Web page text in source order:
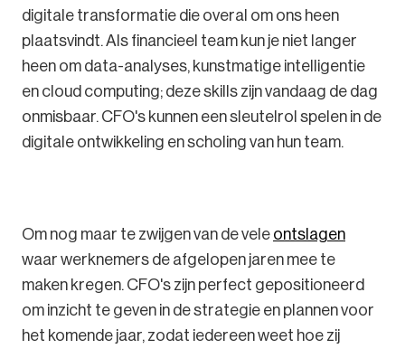
digitale transformatie die overal om ons heen
plaatsvindt. Als financieel team kun je niet langer
heen om data-analyses, kunstmatige intelligentie
en cloud computing; deze skills zijn vandaag de dag
onmisbaar. CFO's kunnen een sleutelrol spelen in de
digitale ontwikkeling en scholing van hun team.
Om nog maar te zwijgen van de vele ontslagen
waar werknemers de afgelopen jaren mee te
maken kregen. CFO's zijn perfect gepositioneerd
om inzicht te geven in de strategie en plannen voor
het komende jaar, zodat iedereen weet hoe zij